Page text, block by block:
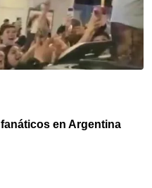
en Argentina